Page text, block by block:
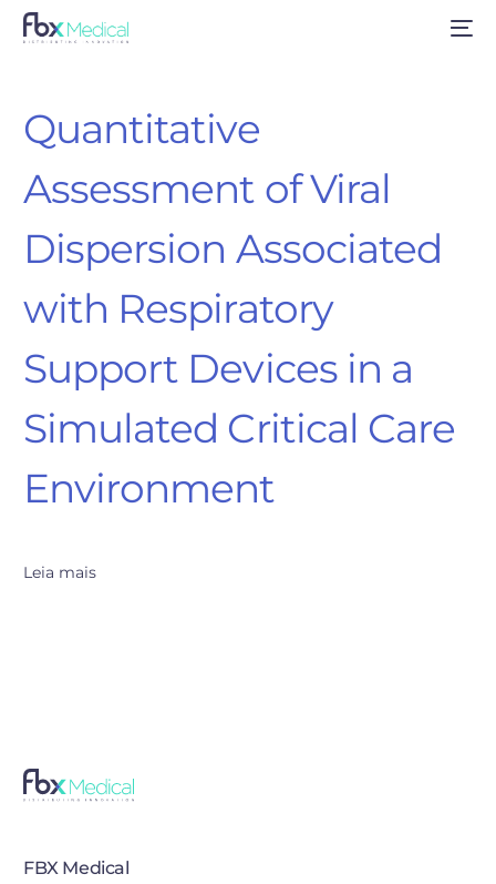
Quantitative
Assessment of Viral
Dispersion Associated
with Respiratory
Support Devices in a
Simulated Critical Care
Environment
Leia mais
FBX Medical